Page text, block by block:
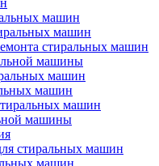
машин
машин
стиральных машин
машины
машин
машин
машин
машины
стиральных машин
машин